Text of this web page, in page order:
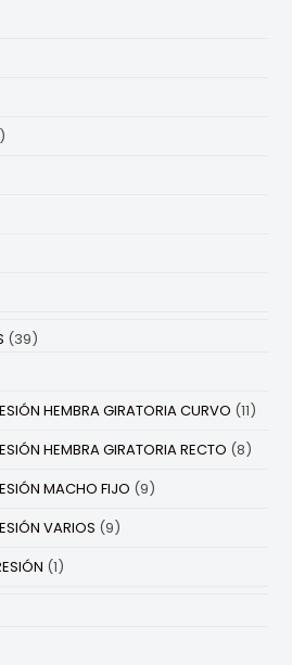
(39)
HEMBRA GIRATORIA CURVO (11)
HEMBRA GIRATORIA RECTO (8)
MACHO FIJO (9)
VARIOS (9)
(1)